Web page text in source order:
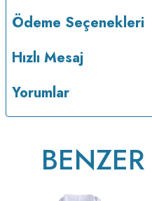
Ödeme Seçenekleri
Hızlı Mesaj
Yorumlar